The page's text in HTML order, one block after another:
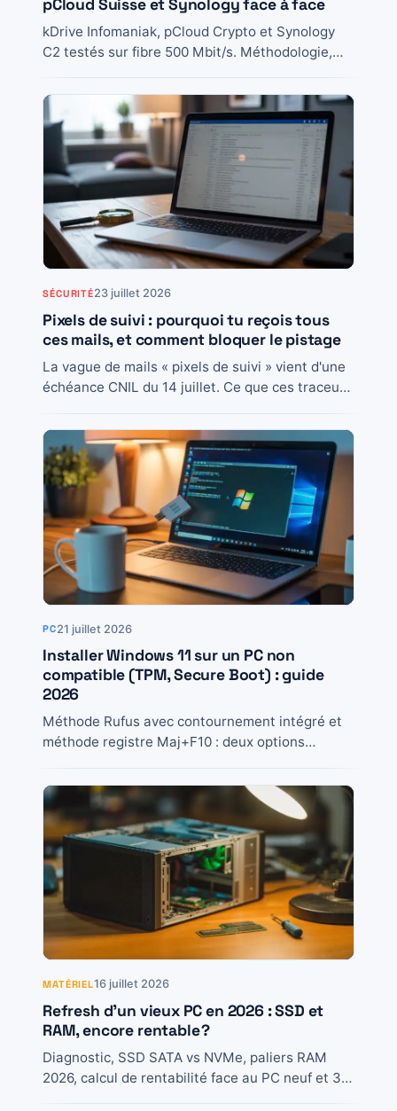
pCloud Suisse et Synology face à face
kDrive Infomaniak, pCloud Crypto et Synology
C2 testés sur fibre 500 Mbit/s. Méthodologie,
final.
SÉCURITÉ23 juillet 2026
Pixels de suivi : pourquoi tu reçois tous
ces mails, et comment bloquer le pistage
La vague de mails « pixels de suivi » vient d'une
échéance CNIL du 14 juillet. Ce que ces traceurs
PC21 juillet 2026
Installer Windows 11 sur un PC non
compatible (TPM, Secure Boot) : guide
2026
Méthode Rufus avec contournement intégré et
méthode registre Maj+F10 : deux options
officiellement non...
MATÉRIEL16 juillet 2026
Refresh d’un vieux PC en 2026 : SSD et
RAM, encore rentable ?
Diagnostic, SSD SATA vs NVMe, paliers RAM
2026, calcul de rentabilité face au PC neuf et 3